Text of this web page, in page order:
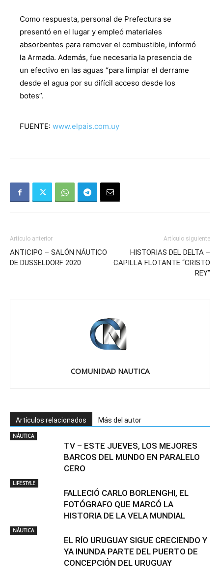
Como respuesta, personal de Prefectura se
presentó en el lugar y empleó materiales
absorbentes para remover el combustible, informó
la Armada. Además, fue necesaria la presencia de
un efectivo en las aguas “para limpiar el derrame
desde el agua por su difícil acceso desde los
botes”.
FUENTE: www.elpais.com.uy
Artículo anterior
ANTICIPO – SALÓN NÁUTICO
DE DUSSELDORF 2020
Artículo siguiente
HISTORIAS DEL DELTA –
CAPILLA FLOTANTE “CRISTO
REY”
COMUNIDAD NAUTICA
Artículos relacionados Más del autor
NÁUTICA
TV – ESTE JUEVES, LOS MEJORES
BARCOS DEL MUNDO EN PARALELO
CERO
LIFESTYLE
FALLECIÓ CARLO BORLENGHI, EL
FOTÓGRAFO QUE MARCÓ LA
HISTORIA DE LA VELA MUNDIAL
NÁUTICA
EL RÍO URUGUAY SIGUE CRECIENDO Y
YA INUNDA PARTE DEL PUERTO DE
CONCEPCIÓN DEL URUGUAY